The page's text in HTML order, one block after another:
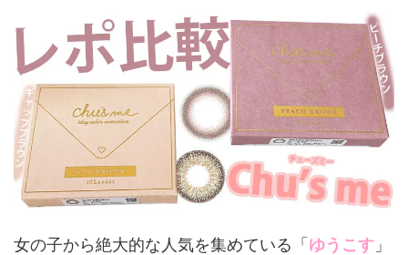
女の子から絶大的な人気を集めている「 ゆうこす 」